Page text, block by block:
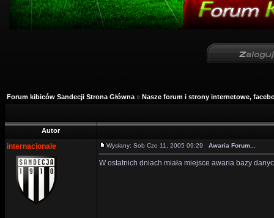
Forum kibiców Sandecji Strona Główna » Nasze forum i strony internetowe,
Autor
internacionale Wysłany: Sob Cze 11, 2005 09:29 Awaria Forum...
W ostatnich dniach miała miejsce awaria bazy